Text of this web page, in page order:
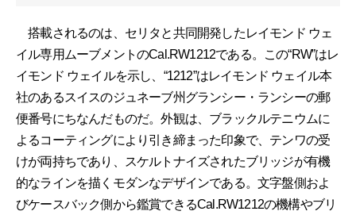
搭載されるのは、セリタと共同開発したレイモンド ウェ
イル専用ムーブメントのCal.RW1212である。この“RW”はレ
イモンド ウェイルを示し、“1212”はレイモンド ウェイル本
社のあるスイスのジュネーブ州グランシー・ランシーの郵
便番号にちなんだものだ。外観は、ブラックルテニウムに
よるコーティングにより引き締まった印象で、テンワの受
けが両持ちであり、スケルトナイズされたブリッジが有機
的なラインを描くモダンなデザインである。文字盤側およ
びケースバック側から鑑賞できるCal.RW1212の機構やブリ